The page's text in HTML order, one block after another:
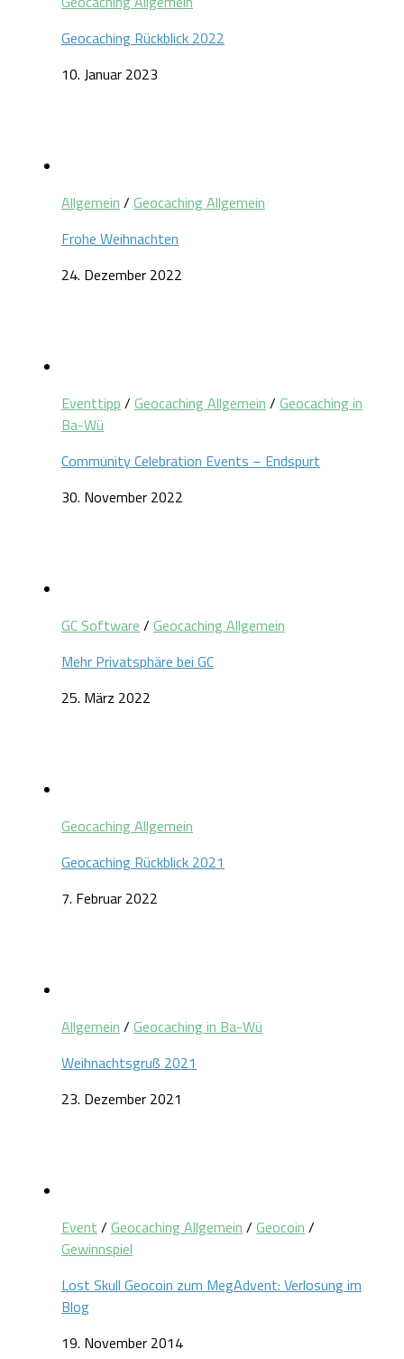
Geocaching Rückblick 2022
10. Januar 2023
Allgemein / Geocaching Allgemein
Frohe Weihnachten
24. Dezember 2022
Eventtipp / Geocaching Allgemein / Geocaching in
Ba-Wü
Community Celebration Events – Endspurt
30. November 2022
GC Software / Geocaching Allgemein
Mehr Privatsphäre bei GC
25. März 2022
Geocaching Allgemein
Geocaching Rückblick 2021
7. Februar 2022
Allgemein / Geocaching in Ba-Wü
Weihnachtsgruß 2021
23. Dezember 2021
Event / Geocaching Allgemein / Geocoin /
Gewinnspiel
Lost Skull Geocoin zum MegAdvent: Verlosung im
Blog
19. November 2014